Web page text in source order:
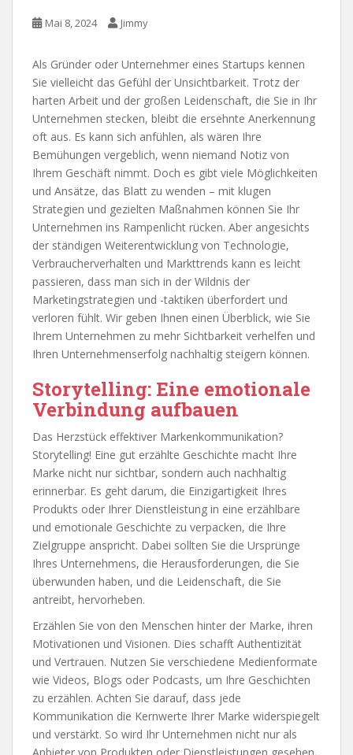
Mai 8, 2024 Jimmy
Als Gründer oder Unternehmer eines Startups kennen
Sie vielleicht das Gefühl der Unsichtbarkeit. Trotz der
harten Arbeit und der großen Leidenschaft, die Sie in Ihr
Unternehmen stecken, bleibt die ersehnte Anerkennung
oft aus. Es kann sich anfühlen, als wären Ihre
Bemühungen vergeblich, wenn niemand Notiz von
Ihrem Geschäft nimmt. Doch es gibt viele Möglichkeiten
und Ansätze, das Blatt zu wenden – mit klugen
Strategien und gezielten Maßnahmen können Sie Ihr
Unternehmen ins Rampenlicht rücken. Aber angesichts
der ständigen Weiterentwicklung von Technologie,
Verbraucherverhalten und Markttrends kann es leicht
passieren, dass man sich in der Wildnis der
Marketingstrategien und -taktiken überfordert und
verloren fühlt. Wir geben Ihnen einen Überblick, wie Sie
Ihrem Unternehmen zu mehr Sichtbarkeit verhelfen und
Ihren Unternehmenserfolg nachhaltig steigern können.
Storytelling: Eine emotionale
Verbindung aufbauen
Das Herzstück effektiver Markenkommunikation?
Storytelling! Eine gut erzählte Geschichte macht Ihre
Marke nicht nur sichtbar, sondern auch nachhaltig
erinnerbar. Es geht darum, die Einzigartigkeit Ihres
Produkts oder Ihrer Dienstleistung in eine erzählbare
und emotionale Geschichte zu verpacken, die Ihre
Zielgruppe anspricht. Dabei sollten Sie die Ursprünge
Ihres Unternehmens, die Herausforderungen, die Sie
überwunden haben, und die Leidenschaft, die Sie
antreibt, hervorheben.
Erzählen Sie von den Menschen hinter der Marke, ihren
Motivationen und Visionen. Dies schafft Authentizität
und Vertrauen. Nutzen Sie verschiedene Medienformate
wie Videos, Blogs oder Podcasts, um Ihre Geschichten
zu erzählen. Achten Sie darauf, dass jede
Kommunikation die Kernwerte Ihrer Marke widerspiegelt
und verstärkt. So wird Ihr Unternehmen nicht nur als